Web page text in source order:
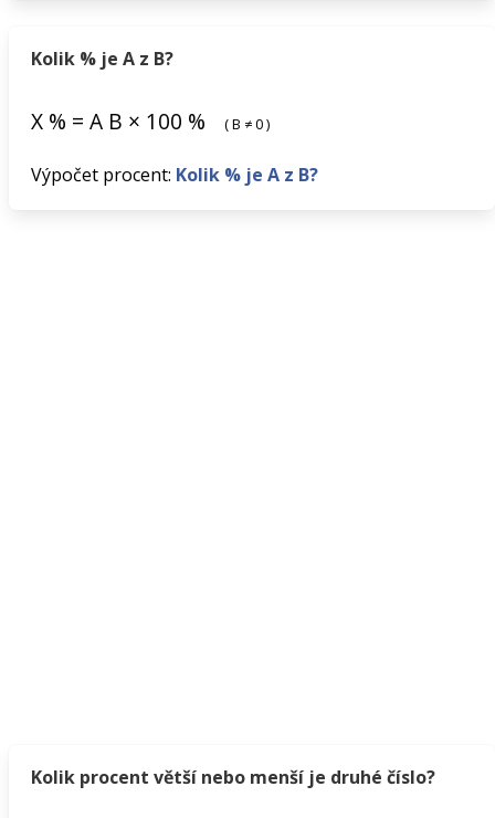
Kolik % je A z B?
X % = A B × 100 % (B ≠0)
Výpočet procent: Kolik % je A z B?
Kolik procent větší nebo menší je druhé číslo?